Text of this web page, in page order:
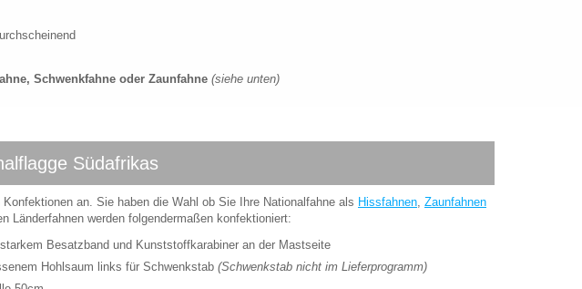
Schwenkfahne oder Zaunfahne (siehe unten)
Südafrikas
an. Sie haben die Wahl ob Sie Ihre Nationalfahne als Hissfahnen, Zaunfahnen
Länderfahnen werden folgendermaßen konfektioniert:
Besatzband und Kunststoffkarabiner an der Mastseite
Hohlsaum links für Schwenkstab (Schwenkstab nicht im Lieferprogramm)